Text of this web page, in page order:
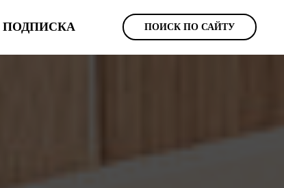
ПОДПИСКА ПОИСК ПО САЙТУ